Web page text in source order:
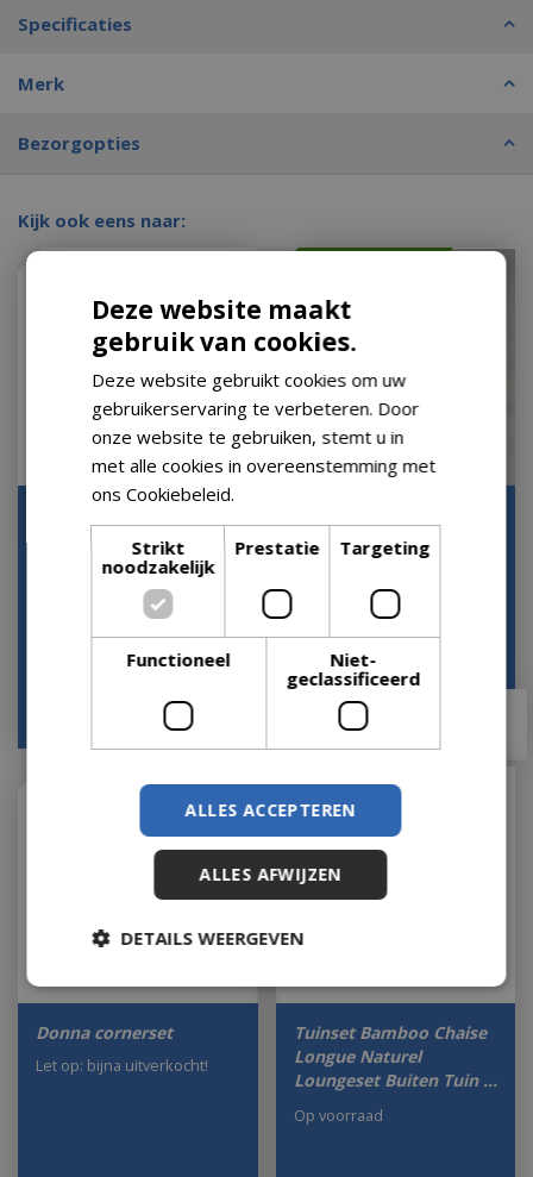
Specificaties
Merk
Bezorgopties
Kijk ook eens naar:
2 verstelbare stoelen +
tafel van Le…
Creme Bruin 4-delig
Stoel Bank Aluminium
1.079 ,10
Op voorraad
Donna cornerset
Let op: bijna uitverkocht!
Tuinset Bamboo Chaise
Longue Naturel
Loungeset Buiten Tuin …
Op voorraad
Deze website maakt
gebruik van cookies.
Deze website gebruikt cookies om uw
gebruikerservaring te verbeteren. Door
onze website te gebruiken, stemt u in
met alle cookies in overeenstemming met
ons Cookiebeleid.
Strikt
noodzakelijk
Prestatie Targeting
Functioneel
Niet-
geclassificeerd
ALLES ACCEPTEREN
ALLES AFWIJZEN
DETAILS WEERGEVEN